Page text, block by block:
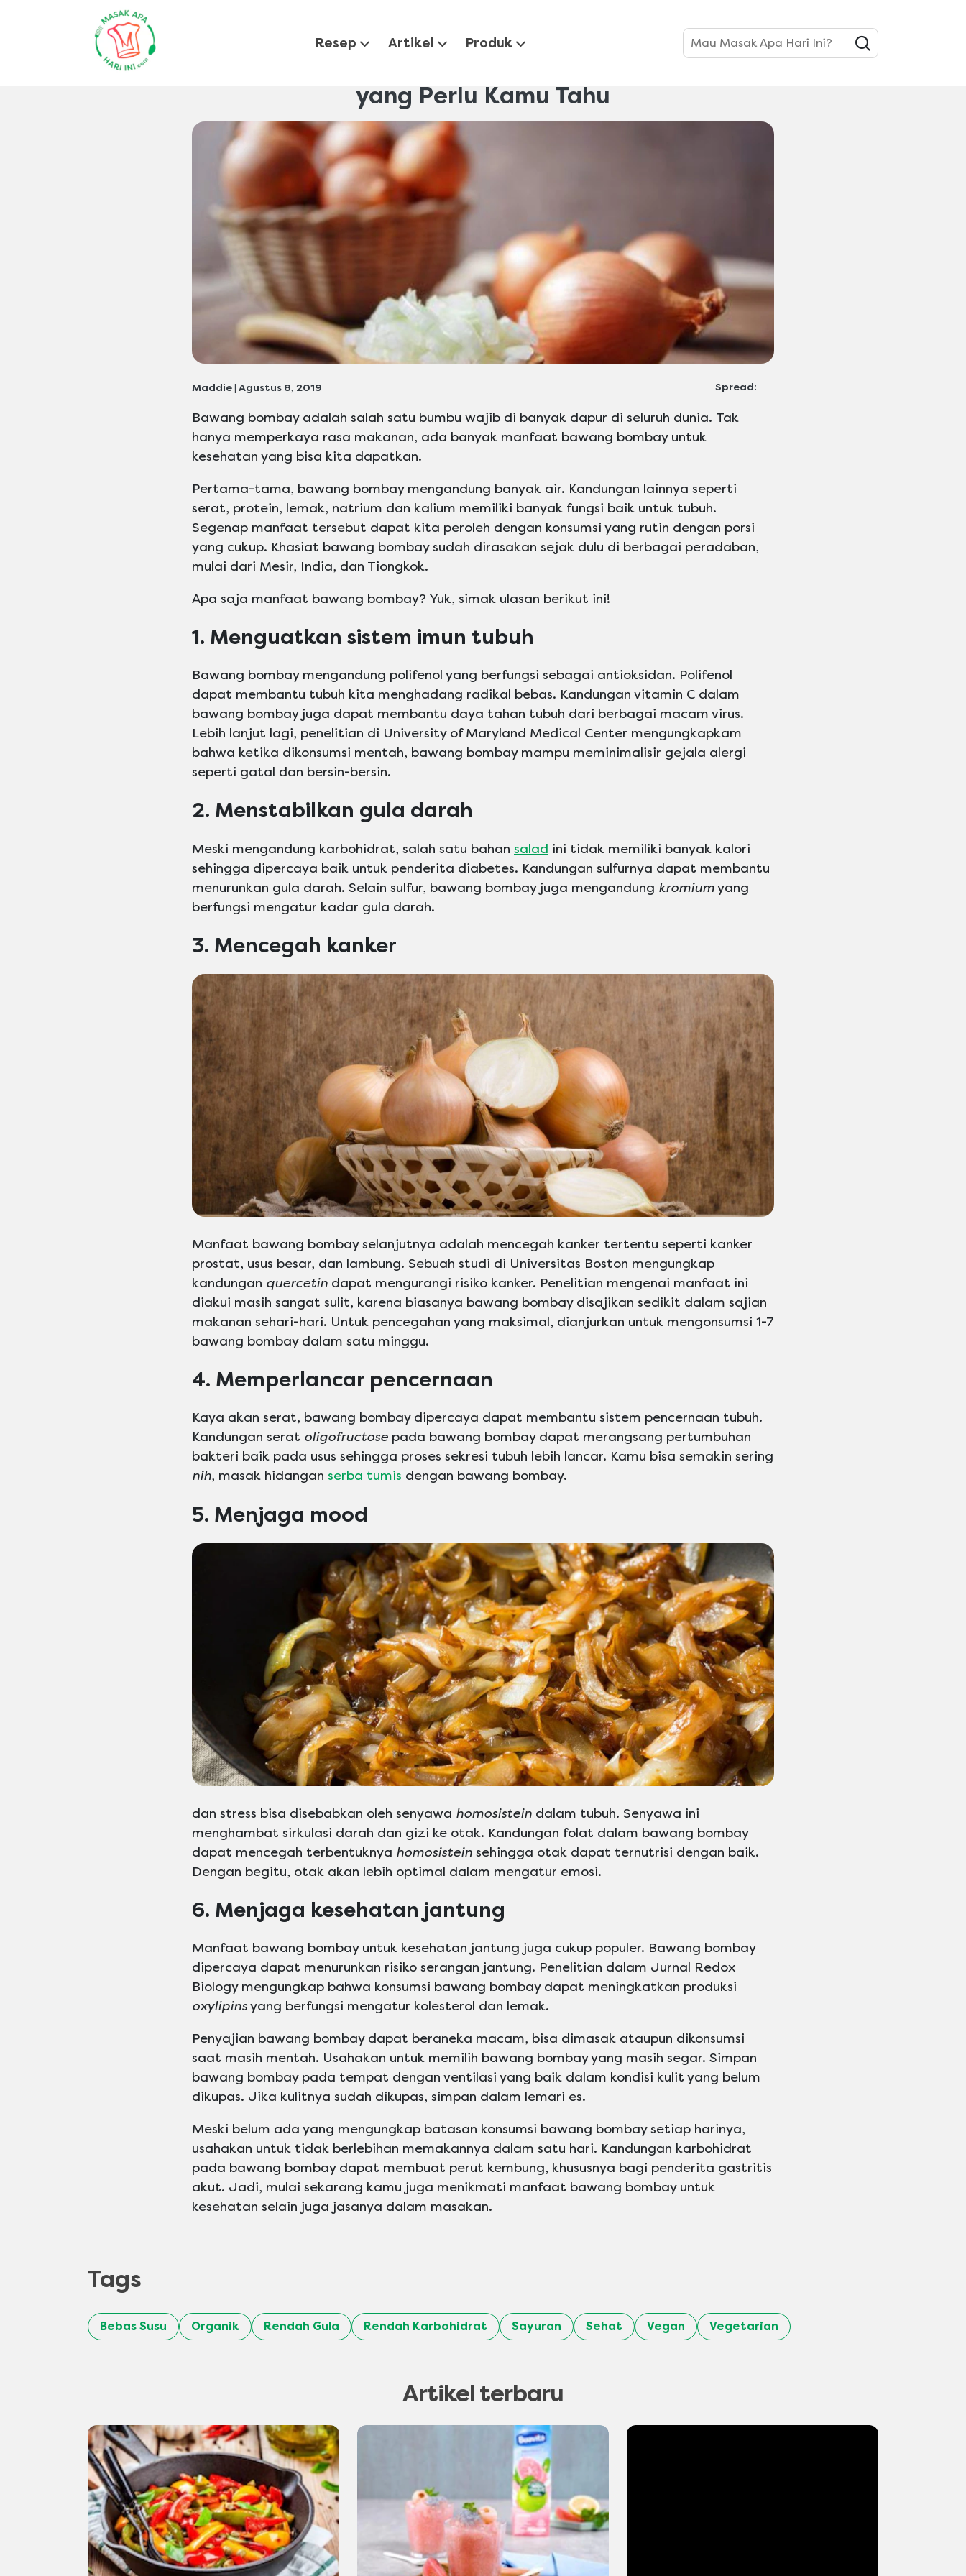
Resep Artikel Produk Mau Masak Apa Hari Ini?
Beranda
yang Perlu Kamu Tahu
Maddie | Agustus 8, 2019 Spread:
Bawang bombay adalah salah satu bumbu wajib di banyak dapur di seluruh dunia. Tak
hanya memperkaya rasa makanan, ada banyak manfaat bawang bombay untuk
kesehatan yang bisa kita dapatkan.
Pertama-tama, bawang bombay mengandung banyak air. Kandungan lainnya seperti
serat, protein, lemak, natrium dan kalium memiliki banyak fungsi baik untuk tubuh.
Segenap manfaat tersebut dapat kita peroleh dengan konsumsi yang rutin dengan porsi
yang cukup. Khasiat bawang bombay sudah dirasakan sejak dulu di berbagai peradaban,
mulai dari Mesir, India, dan Tiongkok.
Apa saja manfaat bawang bombay? Yuk, simak ulasan berikut ini!
1. Menguatkan sistem imun tubuh
Bawang bombay mengandung polifenol yang berfungsi sebagai antioksidan. Polifenol
dapat membantu tubuh kita menghadang radikal bebas. Kandungan vitamin C dalam
bawang bombay juga dapat membantu daya tahan tubuh dari berbagai macam virus.
Lebih lanjut lagi, penelitian di University of Maryland Medical Center mengungkapkam
bahwa ketika dikonsumsi mentah, bawang bombay mampu meminimalisir gejala alergi
seperti gatal dan bersin-bersin.
2. Menstabilkan gula darah
Meski mengandung karbohidrat, salah satu bahan salad ini tidak memiliki banyak kalori
sehingga dipercaya baik untuk penderita diabetes. Kandungan sulfurnya dapat membantu
menurunkan gula darah. Selain sulfur, bawang bombay juga mengandung kromiumyang
berfungsi mengatur kadar gula darah.
3. Mencegah kanker
Manfaat bawang bombay selanjutnya adalah mencegah kanker tertentu seperti kanker
prostat, usus besar, dan lambung. Sebuah studi di Universitas Boston mengungkap
kandungan quercetin dapat mengurangi risiko kanker. Penelitian mengenai manfaat ini
diakui masih sangat sulit, karena biasanya bawang bombay disajikan sedikit dalam sajian
makanan sehari-hari. Untuk pencegahan yang maksimal, dianjurkan untuk mengonsumsi 1-7
bawang bombay dalam satu minggu.
4. Memperlancar pencernaan
Kaya akan serat, bawang bombay dipercaya dapat membantu sistem pencernaan tubuh.
Kandungan serat oligofructose pada bawang bombay dapat merangsang pertumbuhan
bakteri baik pada usus sehingga proses sekresi tubuh lebih lancar. Kamu bisa semakin sering
nih, masak hidangan serba tumis dengan bawang bombay.
5. Menjaga mood
dan stress bisa disebabkan oleh senyawa homosistein dalam tubuh. Senyawa ini
menghambat sirkulasi darah dan gizi ke otak. Kandungan folat dalam bawang bombay
dapat mencegah terbentuknya homosistein sehingga otak dapat ternutrisi dengan baik.
Dengan begitu, otak akan lebih optimal dalam mengatur emosi.
6. Menjaga kesehatan jantung
Manfaat bawang bombay untuk kesehatan jantung juga cukup populer. Bawang bombay
dipercaya dapat menurunkan risiko serangan jantung. Penelitian dalam Jurnal Redox
Biology mengungkap bahwa konsumsi bawang bombay dapat meningkatkan produksi
oxylipinsyang berfungsi mengatur kolesterol dan lemak.
Penyajian bawang bombay dapat beraneka macam, bisa dimasak ataupun dikonsumsi
saat masih mentah. Usahakan untuk memilih bawang bombay yang masih segar. Simpan
bawang bombay pada tempat dengan ventilasi yang baik dalam kondisi kulit yang belum
dikupas. Jika kulitnya sudah dikupas, simpan dalam lemari es.
Meski belum ada yang mengungkap batasan konsumsi bawang bombay setiap harinya,
usahakan untuk tidak berlebihan memakannya dalam satu hari. Kandungan karbohidrat
pada bawang bombay dapat membuat perut kembung, khususnya bagi penderita gastritis
akut. Jadi, mulai sekarang kamu juga menikmati manfaat bawang bombay untuk
kesehatan selain juga jasanya dalam masakan.
Tags
Bebas Susu Organik Rendah Gula Rendah Karbohidrat Sayuran Sehat Vegan Vegetarian
Artikel terbaru